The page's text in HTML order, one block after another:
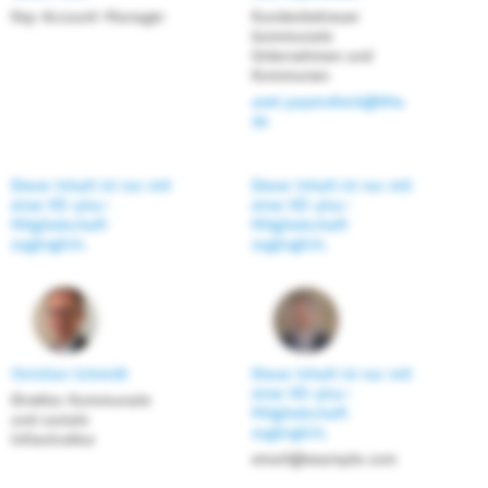
Key-Account-Manager
Kundenbetreuer
kommunale
Unternehmen und
Kommunen
axel.papendieck@kfw.
de
Dieser Inhalt ist nur mit
einer KD-plus-
Mitgliedschaft
zugänglich.
Dieser Inhalt ist nur mit
einer KD-plus-
Mitgliedschaft
zugänglich.
Christian Schmidt
Direktor Kommunale
und soziale
Infrastruktur
Dieser Inhalt ist nur mit
einer KD-plus-
Mitgliedschaft
zugänglich.
email@example.com